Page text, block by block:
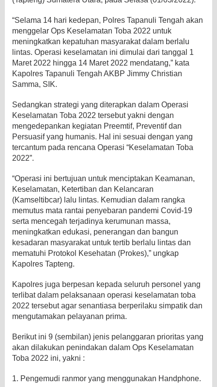
“Selama 14 hari kedepan, Polres Tapanuli Tengah akan
menggelar Ops Keselamatan Toba 2022 untuk
meningkatkan kepatuhan masyarakat dalam berlalu
lintas. Operasi keselamatan ini dimulai dari tanggal 1
Maret 2022 hingga 14 Maret 2022 mendatang,” kata
Kapolres Tapanuli Tengah AKBP Jimmy Christian
Samma, SIK.
Sedangkan strategi yang diterapkan dalam Operasi
Keselamatan Toba 2022 tersebut yakni dengan
mengedepankan kegiatan Preemtif, Preventif dan
Persuasif yang humanis. Hal ini sesuai dengan yang
tercantum pada rencana Operasi “Keselamatan Toba
2022”.
“Operasi ini bertujuan untuk menciptakan Keamanan,
Keselamatan, Ketertiban dan Kelancaran
(Kamseltibcar) lalu lintas. Kemudian dalam rangka
memutus mata rantai penyebaran pandemi Covid-19
serta mencegah terjadinya kerumunan massa,
meningkatkan edukasi, penerangan dan bangun
kesadaran masyarakat untuk tertib berlalu lintas dan
mematuhi Protokol Kesehatan (Prokes),” ungkap
Kapolres Tapteng.
Kapolres juga berpesan kepada seluruh personel yang
terlibat dalam pelaksanaan operasi keselamatan toba
2022 tersebut agar senantiasa berperilaku simpatik dan
mengutamakan pelayanan prima.
Berikut ini 9 (sembilan) jenis pelanggaran prioritas yang
akan dilakukan penindakan dalam Ops Keselamatan
Toba 2022 ini, yakni :
1. Pengemudi ranmor yang menggunakan Handphone.